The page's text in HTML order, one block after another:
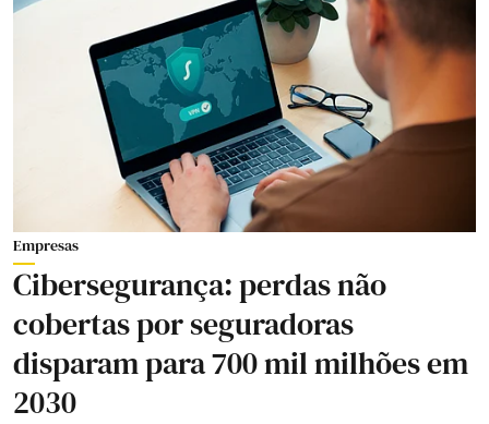
Empresas
Cibersegurança: perdas não
cobertas por seguradoras
disparam para 700 mil milhões em
2030